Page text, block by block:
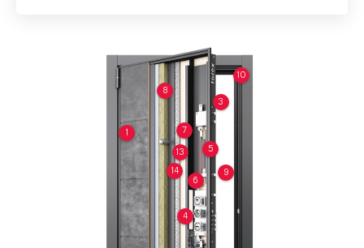
1
3
4
5
6
7
8
9
10
13
14